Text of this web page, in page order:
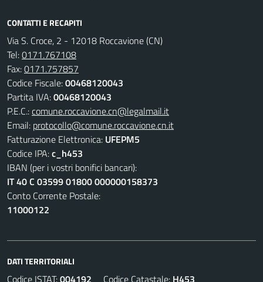
CONTATTI E RECAPITI
Via S. Croce, 2 - 12018 Roccavione (CN)
Tel:0171.767108
Fax:0171.757857
Codice Fiscale:00468120043
Partita IVA:00468120043
P.E.C.:comune.roccavione.cn@legalmail.it
Email: protocollo@comune.roccavione.cn.it
Fatturazione Elettronica: UFEPM5
Codice IPA:c_h453
IBAN (per i vostri bonifici bancari):
IT 40 C 03599 01800 000000158373
Conto Corrente Postale:
11000122
DATI TERRITORIALI
Codice ISTAT:004192 Codice Catastale: H453